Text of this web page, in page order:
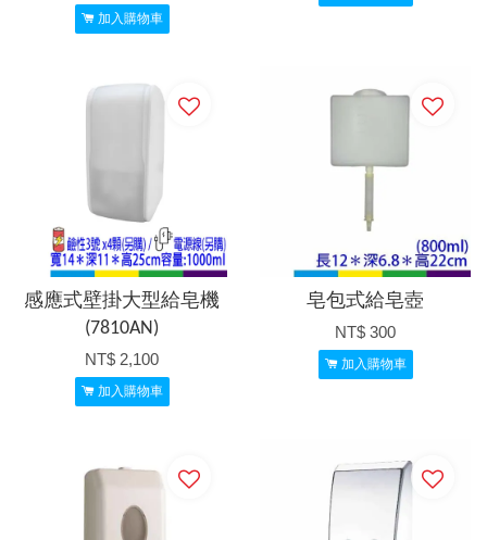
加入購物車
感應式壁掛大型給皂機
(7810AN)
NT$ 2,100
加入購物車
皂包式給皂壺
NT$ 300
加入購物車